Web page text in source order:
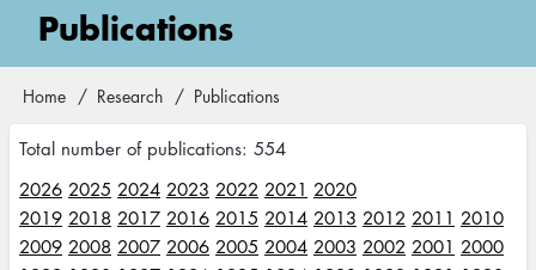
MainPublications
Breadcrumb
Home Research Publications
Total number of publications: 554
2026 2025 2024 2023 2022 2021 2020
2019 2018 2017 2016 2015 2014 2013 2012 2011 2010
2009 2008 2007 2006 2005 2004 2003 2002 2001 2000